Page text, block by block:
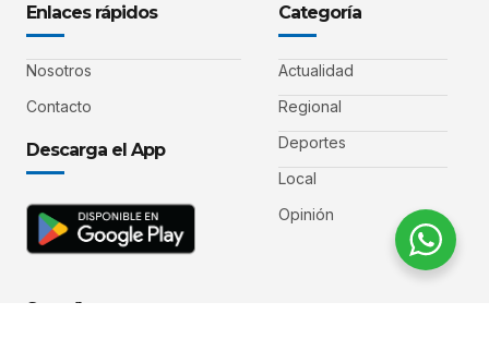
Enlaces rápidos
Nosotros
Contacto
Descarga el App
Categoría
Actualidad
Regional
Deportes
Local
Opinión
Suscríbete